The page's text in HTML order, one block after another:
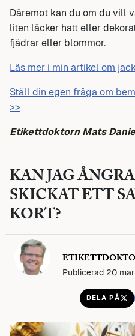
Däremot kan du om du vill
liten läcker hatt eller
fjädrar eller blommor.
Läs mer i min artikel om
Ställ din egen fråga om
>>
Etikettdoktorn Mats
KAN JAG
SKICKAT ETT
KORT?
Publicerad 20
DELA PÅ